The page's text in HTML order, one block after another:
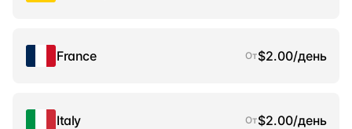
France От$2.00/день
Italy От$2.00/день